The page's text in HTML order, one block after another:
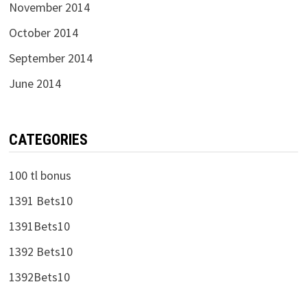
November 2014
October 2014
September 2014
June 2014
CATEGORIES
100 tl bonus
1391 Bets10
1391Bets10
1392 Bets10
1392Bets10